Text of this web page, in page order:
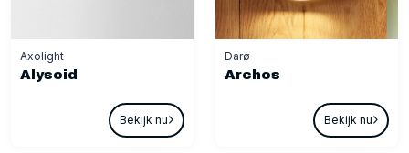
Axolight
Alysoid
Bekijk nu
Darø
Archos
Bekijk nu